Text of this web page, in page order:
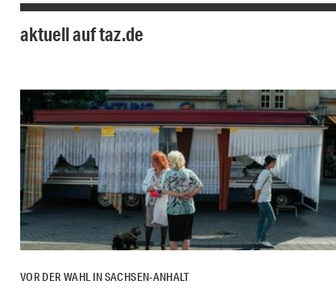
aktuell auf taz.de
VOR DER WAHL IN SACHSEN-ANHALT